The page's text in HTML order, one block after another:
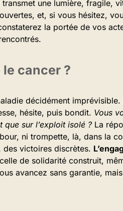
une lumière, fragile,
et, si vous hésitez,
la portée de vos
cancer ?
décidément
hésite, puis bondit. Vous
sur l’exploit isolé ?La
ni trompette, là, dans la
des victoires discrètes.
de solidarité construit,
avancez sans garantie,